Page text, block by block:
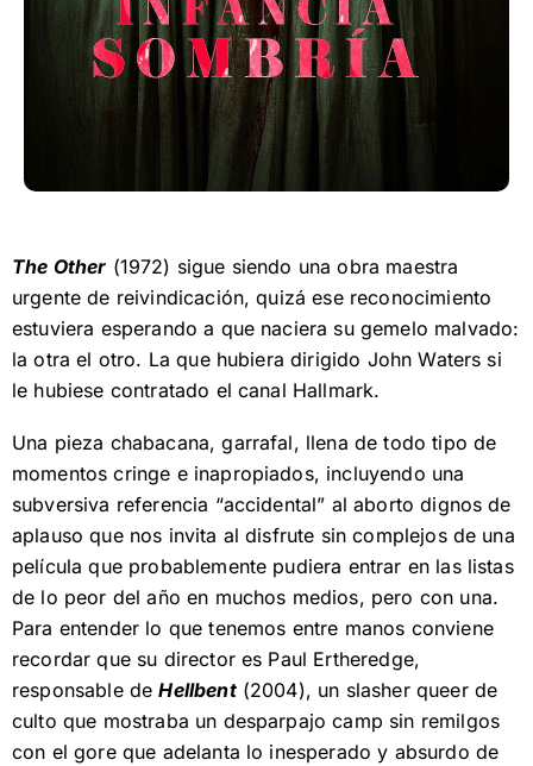
The Other (1972) sigue siendo una obra maestra
urgente de reivindicación, quizá ese reconocimiento
estuviera esperando a que naciera su gemelo malvado:
la otra el otro. La que hubiera dirigido John Waters si
le hubiese contratado el canal Hallmark.
Una pieza chabacana, garrafal, llena de todo tipo de
momentos cringe e inapropiados, incluyendo una
subversiva referencia “accidental” al aborto dignos de
aplauso que nos invita al disfrute sin complejos de una
película que probablemente pudiera entrar en las listas
de lo peor del año en muchos medios, pero con una.
Para entender lo que tenemos entre manos conviene
recordar que su director es Paul Ertheredge,
responsable deHellbent(2004), un slasher queer de
culto que mostraba un desparpajo camp sin remilgos
con el gore que adelanta lo inesperado y absurdo de